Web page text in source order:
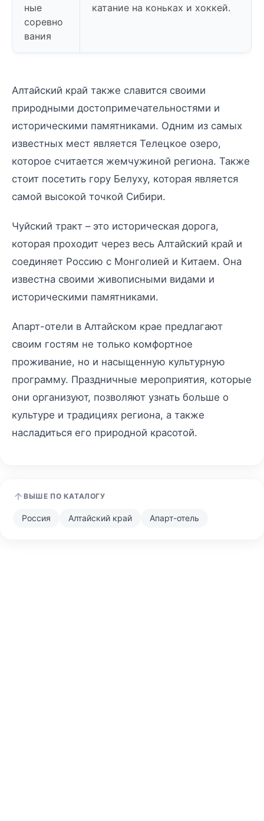
ные
соревно
вания
катание на коньках и хоккей.
Алтайский край также славится своими
природными достопримечательностями и
историческими памятниками. Одним из самых
известных мест является Телецкое озеро,
которое считается жемчужиной региона. Также
стоит посетить гору Белуху, которая является
самой высокой точкой Сибири.
Чуйский тракт – это историческая дорога,
которая проходит через весь Алтайский край и
соединяет Россию с Монголией и Китаем. Она
известна своими живописными видами и
историческими памятниками.
Апарт-отели в Алтайском крае предлагают
своим гостям не только комфортное
проживание, но и насыщенную культурную
программу. Праздничные мероприятия, которые
они организуют, позволяют узнать больше о
культуре и традициях региона, а также
насладиться его природной красотой.
ВЫШЕ ПО КАТАЛОГУ
Россия Алтайский край Апарт-отель